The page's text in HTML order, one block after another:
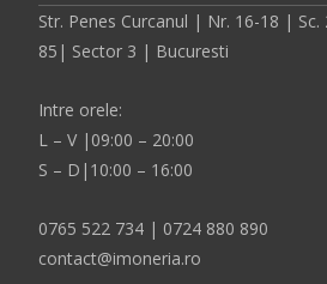
Str. Penes Curcanul | Nr. 16-18 |
85| Sector 3 | Bucuresti
Intre orele:
L – V |09:00 – 20:00
S – D|10:00 – 16:00
0765 522 734 | 0724 880 890
contact@imoneria.ro